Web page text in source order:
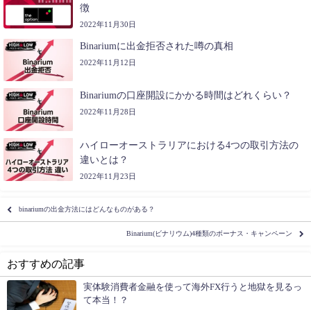
徴
2022年11月30日
Binariumに出金拒否された噂の真相
2022年11月12日
Binariumの口座開設にかかる時間はどれくらい？
2022年11月28日
ハイローオーストラリアにおける4つの取引方法の
違いとは？
2022年11月23日
binariumの出金方法にはどんなものがある？
Binarium(ビナリウム)4種類のボーナス・キャンペーン
おすすめの記事
実体験消費者金融を使って海外FX行うと地獄を見るっ
て本当！？